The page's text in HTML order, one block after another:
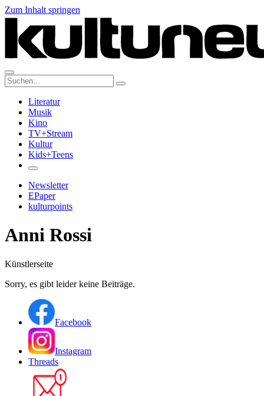
Zum Inhalt springen
Suche:
Literatur
Musik
Kino
TV+Stream
Kultur
Kids+Teens
Newsletter
EPaper
kulturpoints
Anni Rossi
Künstlerseite
Sorry, es gibt leider keine Beiträge.
Facebook
Instagram
Threads